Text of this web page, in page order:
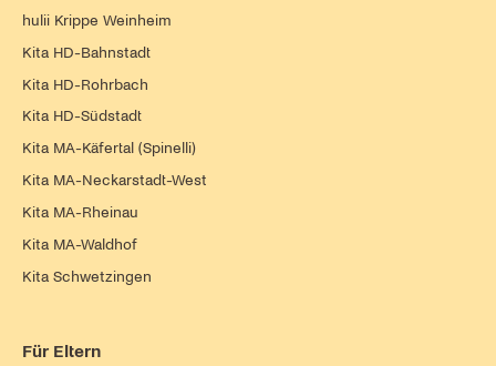
hulii Krippe Weinheim
Kita HD-Bahnstadt
Kita HD-Rohrbach
Kita HD-Südstadt
Kita MA-Käfertal (Spinelli)
Kita MA-Neckarstadt-West
Kita MA-Rheinau
Kita MA-Waldhof
Kita Schwetzingen
Für Eltern